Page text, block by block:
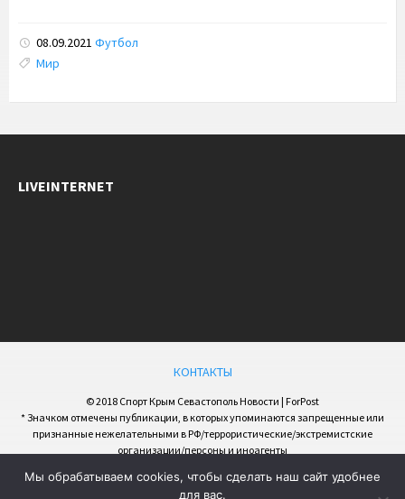
08.09.2021 Футбол
Tags:
Мир
LIVEINTERNET
КОНТАКТЫ
© 2018 Спорт Крым Севастополь Новости | ForPost
* Значком отмечены публикации, в которых упоминаются запрещенные или
признанные нежелательными в РФ/террористические/экстремистские
организации/персоны и иноагенты
Мы обрабатываем cookies, чтобы сделать наш сайт удобнее
для вас.